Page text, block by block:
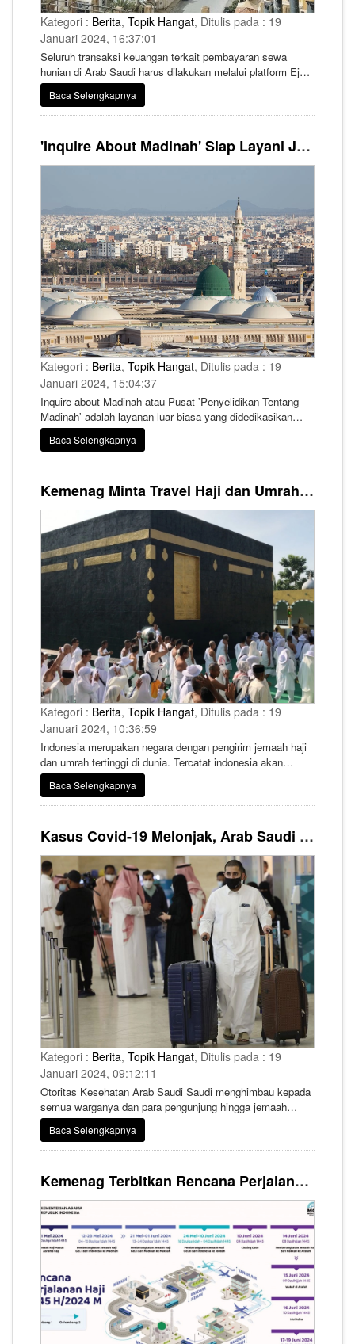
Kategori : Berita, Topik Hangat, Ditulis pada : 19
Januari 2024, 16:37:01
Seluruh transaksi keuangan terkait pembayaran sewa
hunian di Arab Saudi harus dilakukan melalui platform Ejar
online. Kebijakan ini sudah diberlakukan sejak mulai Senin,
15 Januari 2024.
Baca Selengkapnya
'Inquire About Madinah' Siap Layani Jemaah di Masjid Nabawi dengan 6 Bahasa
Kategori : Berita, Topik Hangat, Ditulis pada : 19
Januari 2024, 15:04:37
Inquire about Madinah atau Pusat 'Penyelidikan Tentang
Madinah' adalah layanan luar biasa yang didedikasikan
untuk membuat pengalaman pengunjung di Masjid Nabawi
tak terlupakan.
Baca Selengkapnya
Kemenag Minta Travel Haji dan Umrah Perkuat Manasik kepada Jemaah
Kategori : Berita, Topik Hangat, Ditulis pada : 19
Januari 2024, 10:36:59
Indonesia merupakan negara dengan pengirim jemaah haji
dan umrah tertinggi di dunia. Tercatat indonesia akan
mengirimkan 241 ribu jemaah haji ditahun 2024M/1445H
setelah mendapat tambahan kuota sebanyak 20 ribu dari
Pemerintah Arab Saudi. Belum lagi, masih banyak jemaah
bisa mencapai antrean 11-47 tahun.
Baca Selengkapnya
Kasus Covid-19 Melonjak, Arab Saudi Himbau Masyarakat dan Pengunjung Gunakan Masker di Tempat Umum
Kategori : Berita, Topik Hangat, Ditulis pada : 19
Januari 2024, 09:12:11
Otoritas Kesehatan Arab Saudi Saudi menghimbau kepada
semua warganya dan para pengunjung hingga jemaah
umrah untuk menggunakan masker di tempat-tempat ramai
untuk menghindari infeksi saluran pernapasan, setelah
kasus infeksi varian baru COVID-19 melonjak.
Baca Selengkapnya
Kemenag Terbitkan Rencana Perjalanan Haji 2024, Jemaah Haji Mulai Diberangkatkan pada 12 Mei